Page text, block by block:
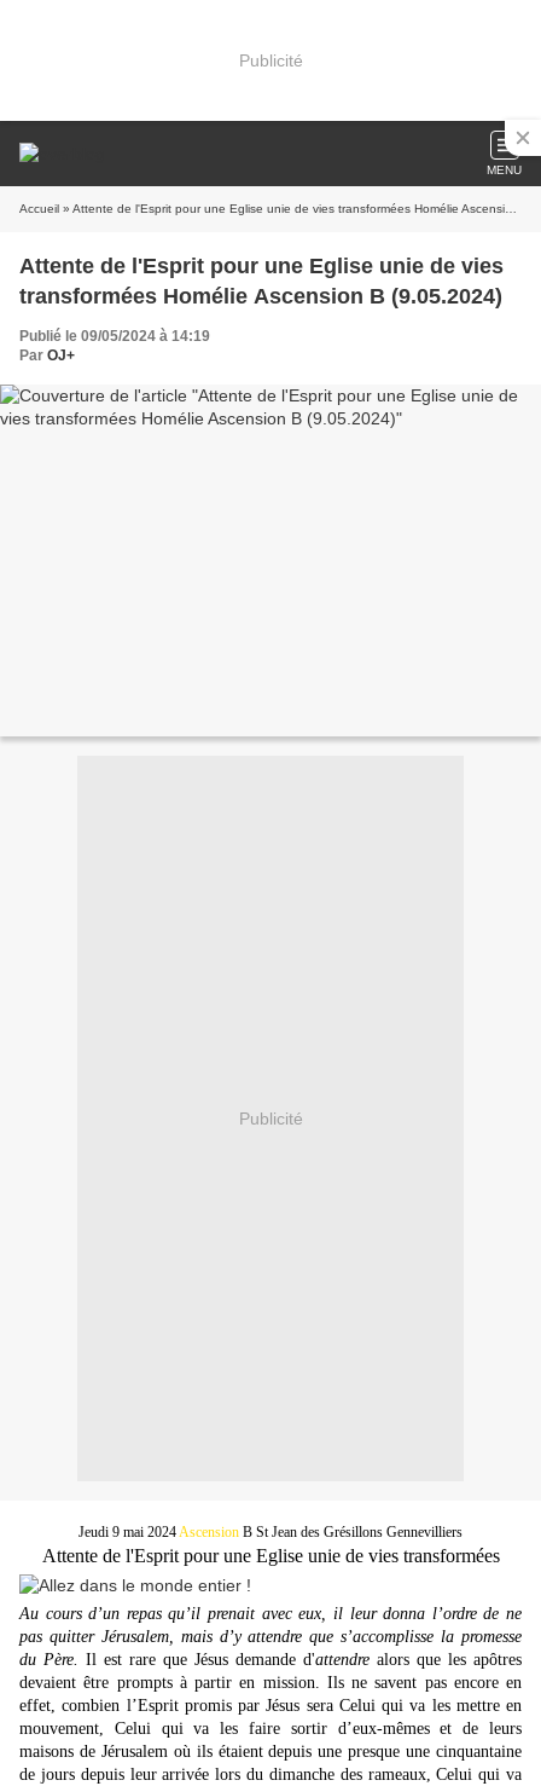
Publicité
MENU
Accueil » Attente de l'Esprit pour une Eglise unie de vies transformées Homélie Ascension B (9.05.2024)
Attente de l'Esprit pour une Eglise unie de vies
transformées Homélie Ascension B (9.05.2024)
Publié le 09/05/2024 à 14:19
Par OJ+
Publicité
Jeudi 9 mai 2024Ascension B St Jean des Grésillons Gennevilliers
Attente de l'Esprit pour une Eglise unie de vies transformées
Au cours d’un repas qu’il prenait avec eux, il leur donna l’ordre de ne
pas quitter Jérusalem, mais d’y attendre que s’accomplisse la promesse
du Père. Il est rare que Jésus demande d'attendre alors que les apôtres
devaient être prompts à partir en mission. Ils ne savent pas encore en
effet, combien l’Esprit promis par Jésus sera Celui qui va les mettre en
mouvement, Celui qui va les faire sortir d’eux-mêmes et de leurs
maisons de Jérusalem où ils étaient depuis une presque une cinquantaine
de jours depuis leur arrivée lors du dimanche des rameaux, Celui qui va